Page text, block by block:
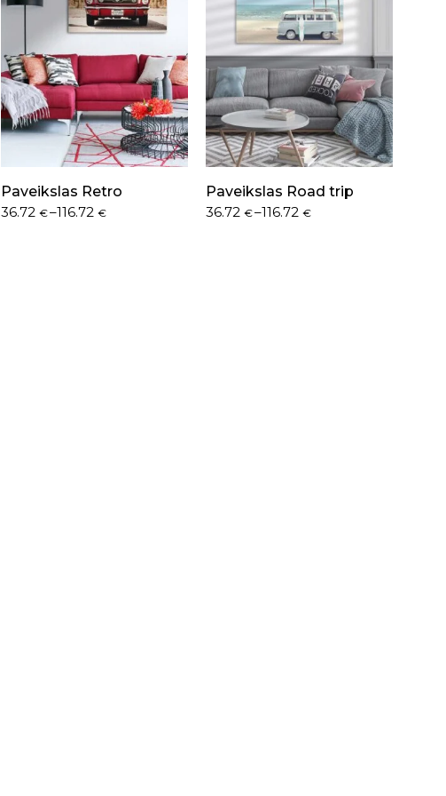
Paveikslas Retro
36.72 €–116.72€
Paveikslas Road trip
36.72 €–116.72€